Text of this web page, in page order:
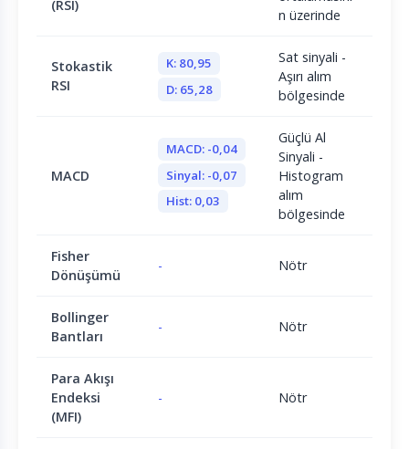
(RSI)
n üzerinde
Stokastik
RSI
K: 80,95
D: 65,28
Sat sinyali -
Aşırı alım
bölgesinde
MACD
MACD: -0,04
Sinyal: -0,07
Hist: 0,03
Güçlü Al
Sinyali -
Histogram
alım
bölgesinde
Fisher
Dönüşümü
- Nötr
Bollinger
Bantları
- Nötr
Para Akışı
Endeksi
(MFI)
- Nötr